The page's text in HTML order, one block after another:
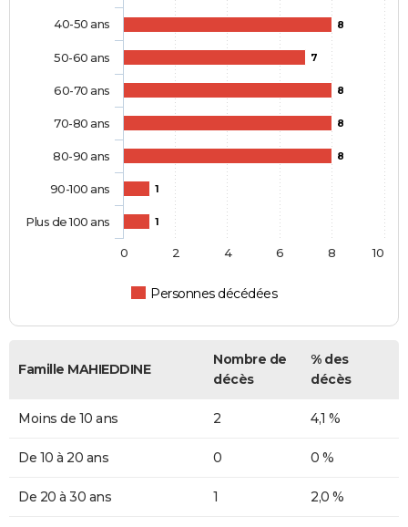
8
7
8
8
8
1
1
Personnes décédées
40-50 ans
50-60 ans
60-70 ans
70-80 ans
80-90 ans
90-100 ans
Plus de 100 ans
0 2 4 6 8 10
Famille MAHIEDDINE
Nombre de
décès
% des
décès
Moins de 10 ans 2 4,1 %
De 10 à 20 ans 0 0 %
De 20 à 30 ans 1 2,0 %